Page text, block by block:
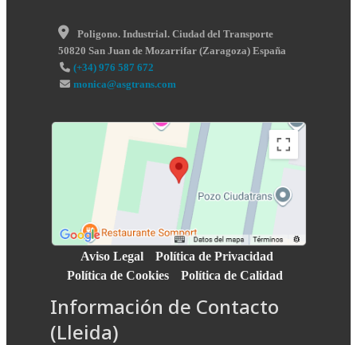
Poligono. Industrial. Ciudad del Transporte
50820 San Juan de Mozarrifar (Zaragoza) España
(+34) 976 587 672
monica@asgtrans.com
Aviso Legal
Política de Privacidad
Política de Cookies
Política de Calidad
Información de Contacto
(Lleida)